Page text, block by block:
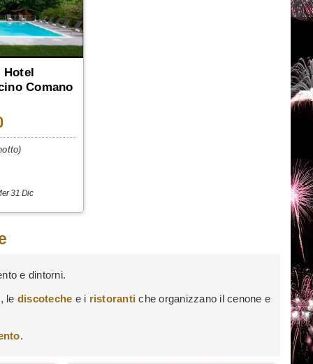
Hotel
Comano
31 Dic
e dintorni.
, le discoteche e i ristoranti che organizzano il cenone e
.